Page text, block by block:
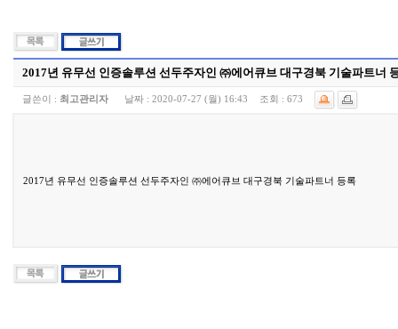
2017년 유무선 인증솔루션 선두주자인 ㈜에어큐브 대구경북 기술파트너
글쓴이 : 최고관리자 날짜 : 2020-07-27 (월) 16:43 조회 : 673
2017년 유무선 인증솔루션 선두주자인 ㈜에어큐브 대구경북 기술파트너 등록